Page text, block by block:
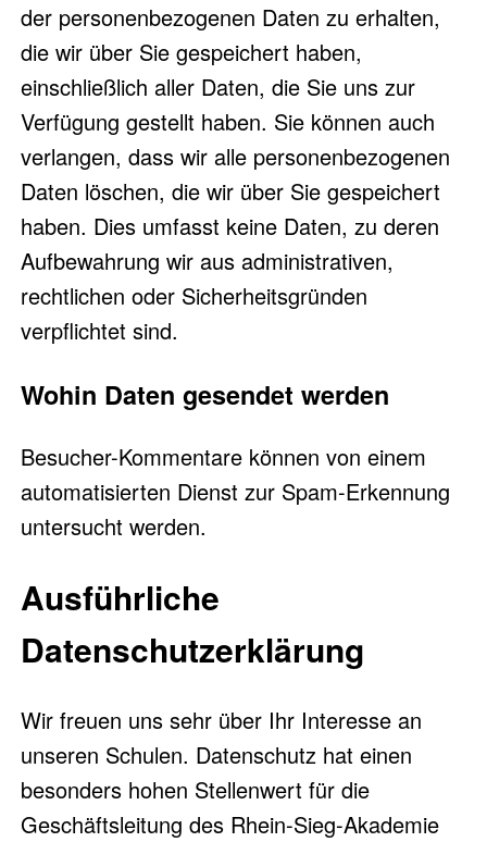
der personenbezogenen Daten zu erhalten,
die wir über Sie gespeichert haben,
einschließlich aller Daten, die Sie uns zur
Verfügung gestellt haben. Sie können auch
verlangen, dass wir alle personenbezogenen
Daten löschen, die wir über Sie gespeichert
haben. Dies umfasst keine Daten, zu deren
Aufbewahrung wir aus administrativen,
rechtlichen oder Sicherheitsgründen
verpflichtet sind.
Wohin Daten gesendet werden
Besucher-Kommentare können von einem
automatisierten Dienst zur Spam-Erkennung
untersucht werden.
Ausführliche
Datenschutzerklärung
Wir freuen uns sehr über Ihr Interesse an
unseren Schulen. Datenschutz hat einen
besonders hohen Stellenwert für die
Geschäftsleitung des Rhein-Sieg-Akademie